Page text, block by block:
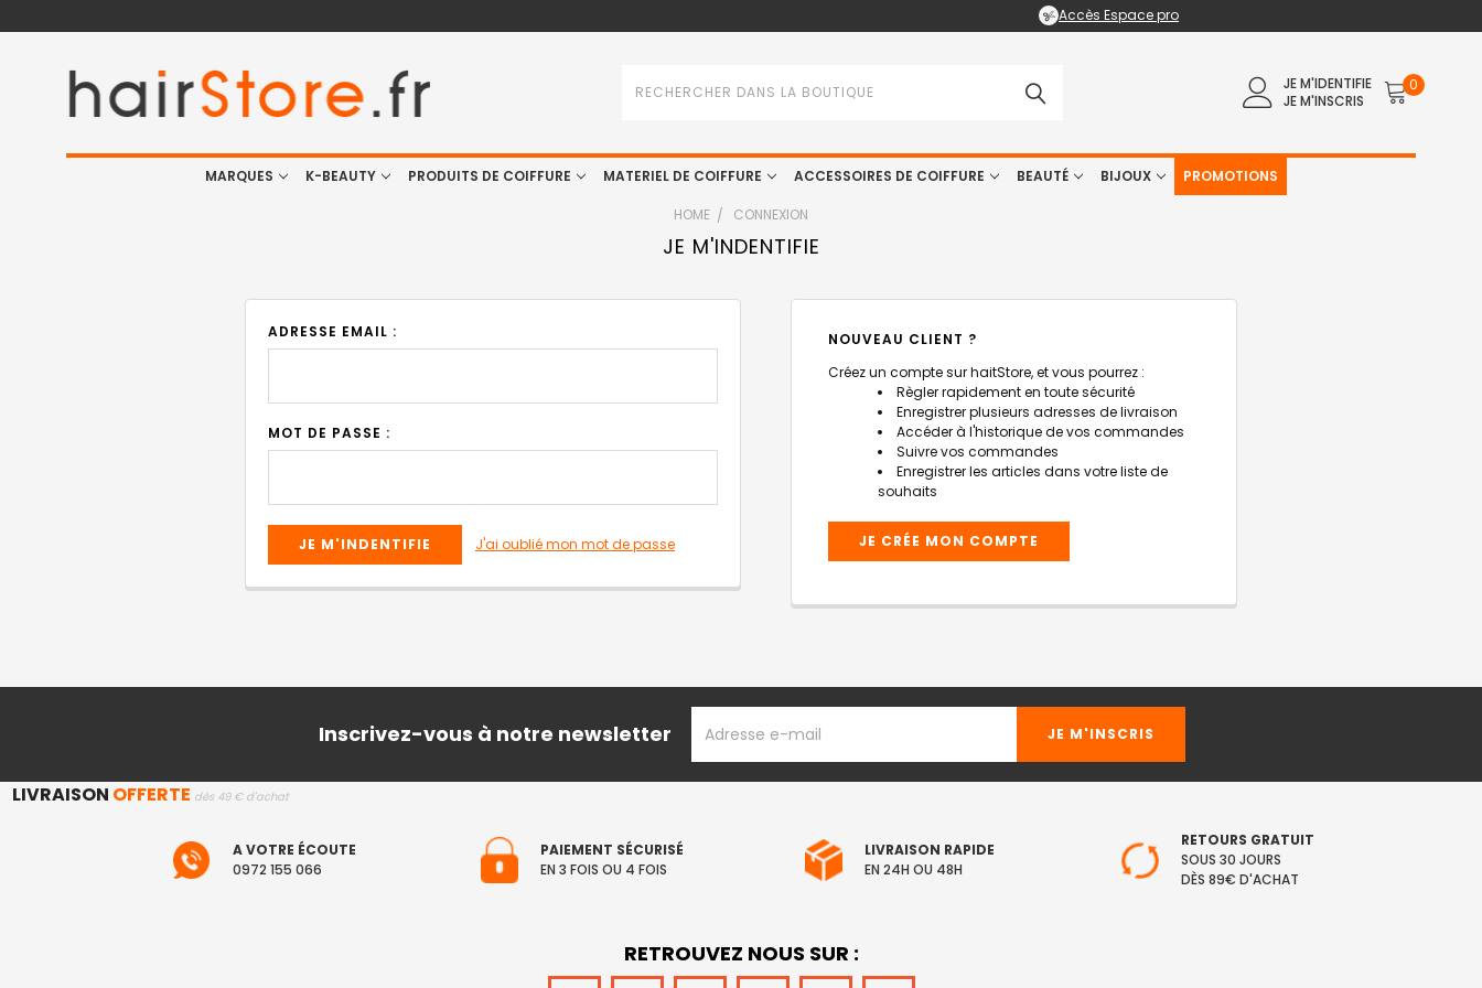
Accès Espace pro
JE M'IDENTIFIE
JE M'INSCRIS
0
MARQUES K-BEAUTY PRODUITS DE COIFFURE MATERIEL DE COIFFURE ACCESSOIRES DE COIFFURE BEAUTÉ BIJOUX PROMOTIONS
HOME CONNEXION
JE M'INDENTIFIE
ADRESSE EMAIL :
MOT DE PASSE :
J'ai oublié mon mot de passe
NOUVEAU CLIENT ?
Créez un compte sur haitStore, et vous pourrez :
Règler rapidement en toute sécurité
Enregistrer plusieurs adresses de livraison
Accéder à l'historique de vos commandes
Suivre vos commandes
Enregistrer les articles dans votre liste de
souhaits
JE CRÉE MON COMPTE
Inscrivez-vous à notre newsletter
EMAIL
LIVRAISON OFFERTE dès 49 € d'achat
A VOTRE ÉCOUTE
0972 155 066
PAIEMENT SÉCURISÉ
EN 3 FOIS OU 4 FOIS
LIVRAISON RAPIDE
EN 24H OU 48H
RETOURS GRATUIT
SOUS 30 JOURS
DÈS 89€ D'ACHAT
RETROUVEZ NOUS SUR :